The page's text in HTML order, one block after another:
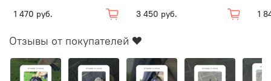
1 470 руб. 3 450 руб. 1
Отзывы от покупателей ❤️